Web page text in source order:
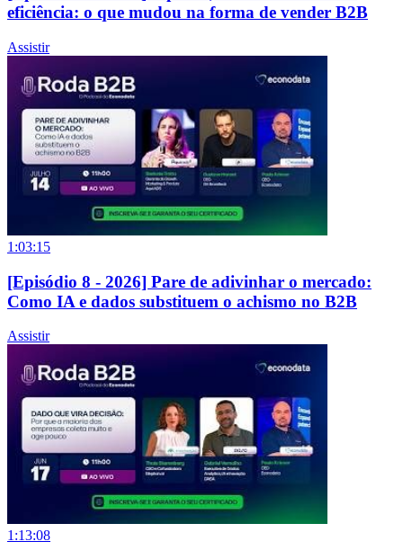
eficiência: o que mudou na forma de vender B2B
Assistir
1:03:15
[Episódio 8 - 2026] Pare de adivinhar o mercado:
Como IA e dados substituem o achismo no B2B
Assistir
1:13:08